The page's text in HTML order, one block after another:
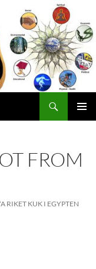
FROM
RIKET KUK I EGYPTEN